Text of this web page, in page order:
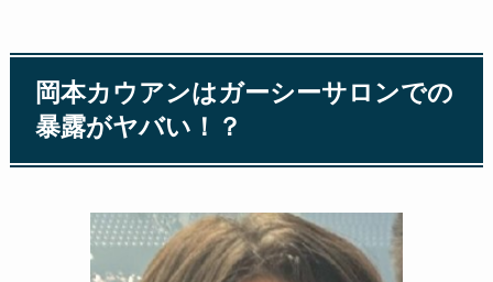
岡本カウアンはガーシーサロンでの
暴露がヤバい！？